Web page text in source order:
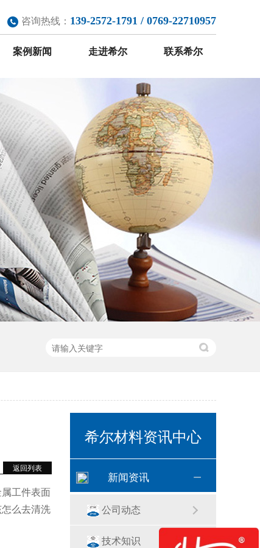
咨询热线： 139-2572-1791 / 0769-22710957
案例新闻 走进希尔 联系希尔
返回列表
工件表面
么去清洗
希尔材料资讯中心
新闻资讯
公司动态
技术知识